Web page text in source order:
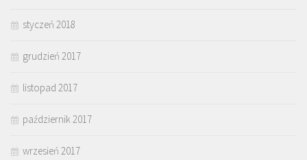
styczeń 2018
grudzień 2017
listopad 2017
październik 2017
wrzesień 2017